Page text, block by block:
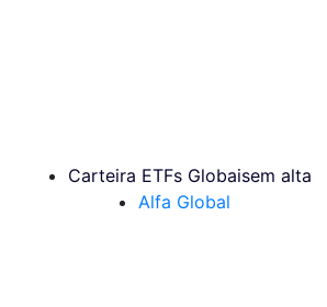
Carteira ETFs Globaisem alta
Alfa Global